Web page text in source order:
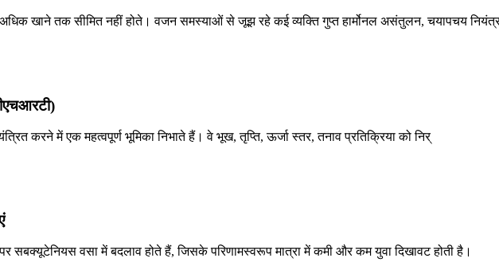
खाने तक सीमित नहीं होते। वजन समस्याओं से जूझ रहे कई व्यक्ति गुप्त हार्मोनल असंतुलन, चयापचय
करने में एक महत्वपूर्ण भूमिका निभाते हैं। वे भूख, तृप्ति, ऊर्जा स्तर, तनाव प्रतिक्रिया को निर्
सबक्यूटेनियस वसा में बदलाव होते हैं, जिसके परिणामस्वरूप मात्रा में कमी और कम युवा दिखावट होती है।